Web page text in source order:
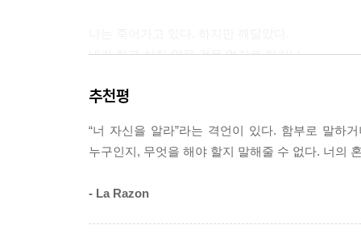
--- p.148
내가 하고 싶지 않은 것을 억지로 하거나
비로소 정말로 자신이 누구이고 이 세상으로부터
· 대단하다는 말 외에 다른 말이 필요하지 않다.
· 이 책은 나 스스로에 대해 많은 고민을 하게 했
언제나 웃는 얼굴로! - Google Play의 Karina
추천평
“너 자신을 알라”라는 격언이 있다. 함부로 말하
누구인지, 무엇을 해야 할지 말해줄 수 없다. 너의
- La Razon